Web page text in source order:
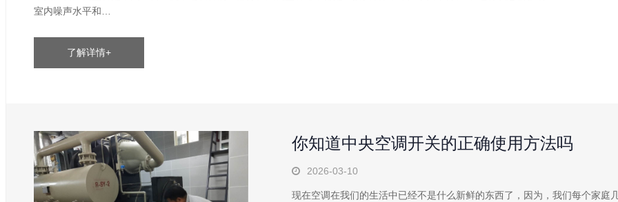
室内噪声水平和…
了解详情+
你知道中央空调开关的正确使用方法吗
2026-03-10
现在空调在我们的生活中已经不是什么新鲜的东西了，因为，我们每个家庭